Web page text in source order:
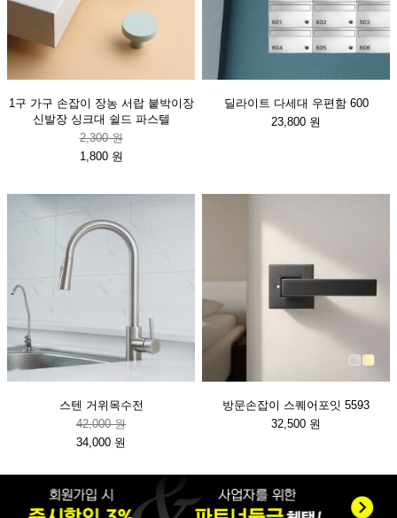
1구 가구 손잡이 장농 서랍 붙박이장
신발장 싱크대 쉴드 파스텔
2,300 원
1,800 원
딜라이트 다세대 우편함 600
23,800 원
스텐 거위목수전
42,000 원
34,000 원
방문손잡이 스퀘어포잇 5593
32,500 원